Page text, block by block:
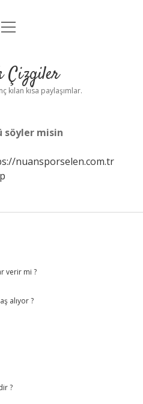
Uyarı
menüyü
Çizgiler
kılan kısa paylaşımlar.
söyler misin
nuansporselen.com.tr
verir mi ?
alıyor ?
?